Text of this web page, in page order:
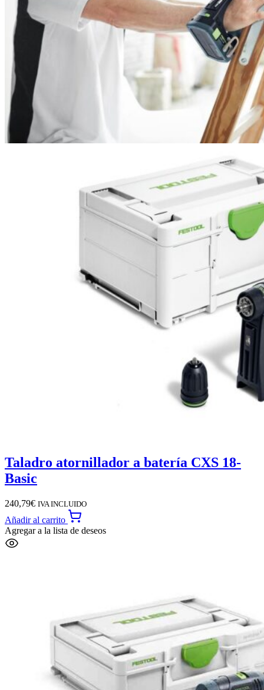
Taladro atornillador a batería CXS 18-
Basic
240,79€ IVA INCLUIDO
Añadir al carrito
Agregar a la lista de deseos